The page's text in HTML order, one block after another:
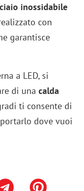
inossidabile
con
garantisce
a LED, si
di unacalda
ti consente di
dove vuoi